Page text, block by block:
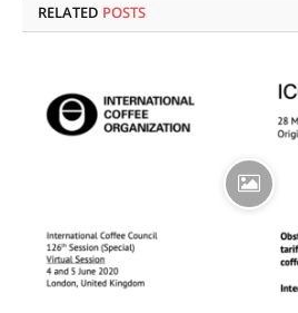
RELATED POSTS